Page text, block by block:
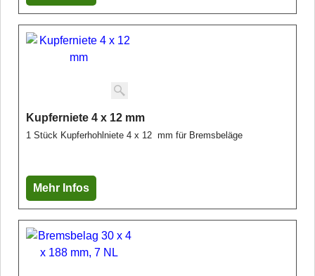
Kupferniete 4 x 12 mm
1 Stück Kupferhohlniete 4 x 12 mm für Bremsbeläge
Mehr Infos